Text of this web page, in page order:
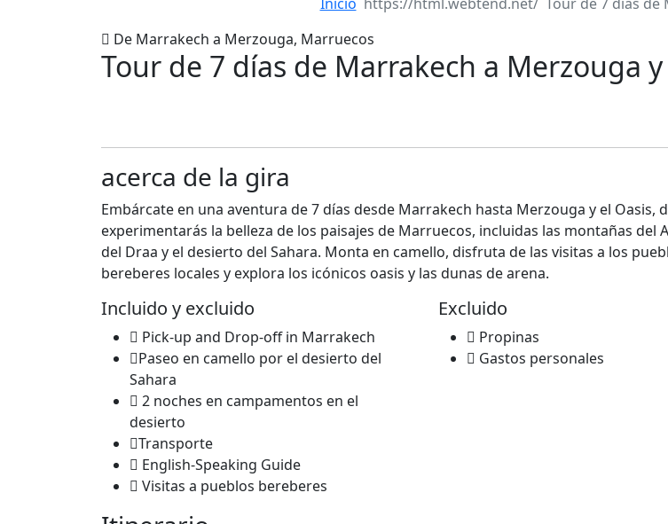
De Marrakech a Merzouga, Marruecos
Tour de 7 días de Marrakech a Merzouga y
acerca de la gira
Embárcate en una aventura de 7 días desde Marrakech hasta Merzouga y el Oasis,
experimentarás la belleza de los paisajes de Marruecos, incluidas las montañas del
del Draa y el desierto del Sahara. Monta en camello, disfruta de las visitas a los
bereberes locales y explora los icónicos oasis y las dunas de arena.
Incluido y excluido
Pick-up and Drop-off in Marrakech
Paseo en camello por el desierto del
Sahara
2 noches en campamentos en el
desierto
Transporte
English-Speaking Guide
Visitas a pueblos bereberes
Excluido
Propinas
Gastos personales